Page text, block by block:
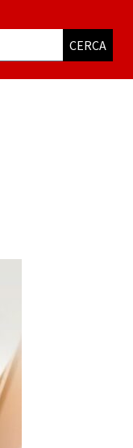
CERCA